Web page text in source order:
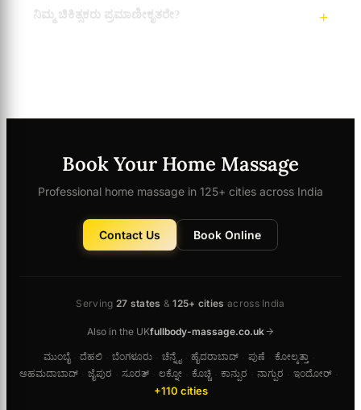
ನಿಮ್ಮ ಚಿಕಿತ್ಸಕರು ಪ್ರಮಾಣೀಕೃತರೇ?
Book Your Home Massage
Professional home massage in 125+ cities across India
Contact Us Book Online
Serving 27 states &125+ cities across India
Also in the UKfullbody-massage.co.uk
ಮುಂಬೈ · ದೆಹಲಿ · ಬೆಂಗಳೂರು · ಚೆನ್ನೈ · ಹೈದರಾಬಾದ್ · ಪುಣೆ · ಕೋಲ್ಕತ್ತಾ ·
ಅಹಮದಾಬಾದ್ · ಜೈಪುರ · ಸೂರತ್ · ಲಕ್ನೋ · ಕೊಚ್ಚಿ · ಕಾನ್ಪುರ · ನಾಗ್ಪುರ · ಇಂದೋರ್ ·
+110 cities